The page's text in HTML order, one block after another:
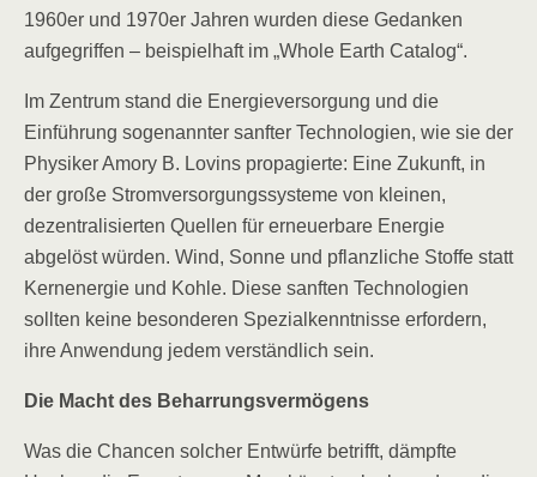
1960er und 1970er Jahren wurden diese Gedanken
aufgegriffen – beispielhaft im „Whole Earth Catalog“.
Im Zentrum stand die Energieversorgung und die
Einführung sogenannter sanfter Technologien, wie sie der
Physiker Amory B. Lovins propagierte: Eine Zukunft, in
der große Stromversorgungssysteme von kleinen,
dezentralisierten Quellen für erneuerbare Energie
abgelöst würden. Wind, Sonne und pflanzliche Stoffe statt
Kernenergie und Kohle. Diese sanften Technologien
sollten keine besonderen Spezialkenntnisse erfordern,
ihre Anwendung jedem verständlich sein.
Die Macht des Beharrungsvermögens
Was die Chancen solcher Entwürfe betrifft, dämpfte